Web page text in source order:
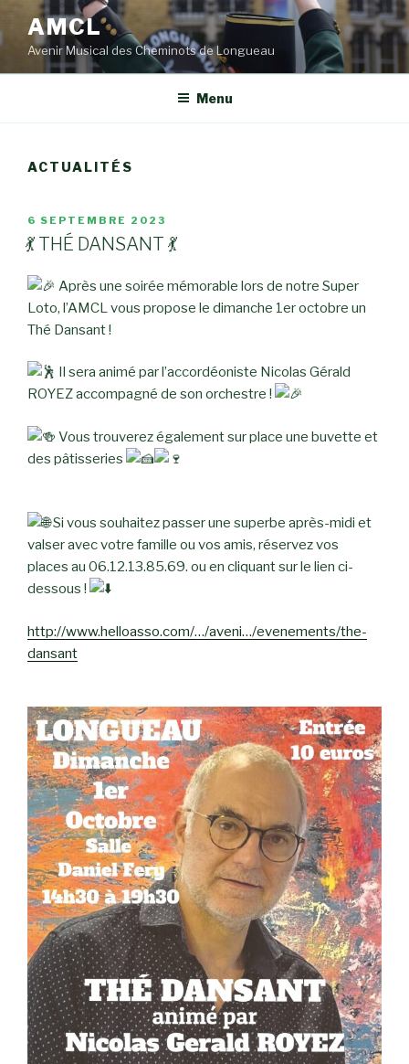
au
contenu
principal
AMCL
Avenir Musical des Cheminots de Longueau
Menu
ACTUALITÉS
PUBLIÉ
LE
6 SEPTEMBRE 2023
💃 THÉ DANSANT 💃
Après une soirée mémorable lors de notre Super
Loto, l’AMCL vous propose le dimanche 1er octobre un
Thé Dansant !
Il sera animé par l’accordéoniste Nicolas Gérald
ROYEZ accompagné de son orchestre !
Vous trouverez également sur place une buvette et
des pâtisseries
Si vous souhaitez passer une superbe après-midi et
valser avec votre famille ou vos amis, réservez vos
places au 06.12.13.85.69. ou en cliquant sur le lien ci-
dessous !
http://www.helloasso.com/…/aveni…/evenements/the-
dansant